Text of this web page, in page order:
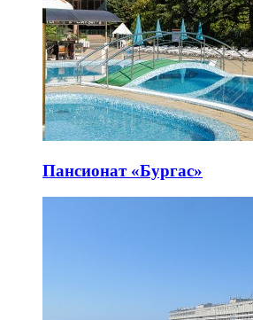
Пансионат «Бургас»